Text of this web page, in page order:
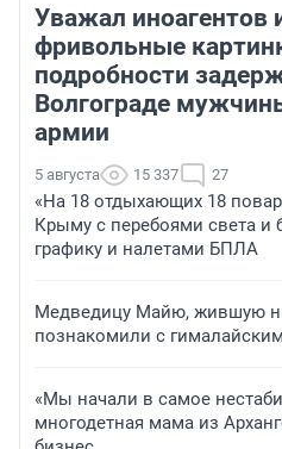
Уважал иноагентов
фривольные
подробности
Волгограде
армии
5 августа 15 337 27
«На 18 отдыхающих 18
Крыму с перебоями света и
графику и налетами БПЛА
Медведицу Майю, жившую
познакомили с
«Мы начали в самое
многодетная мама из